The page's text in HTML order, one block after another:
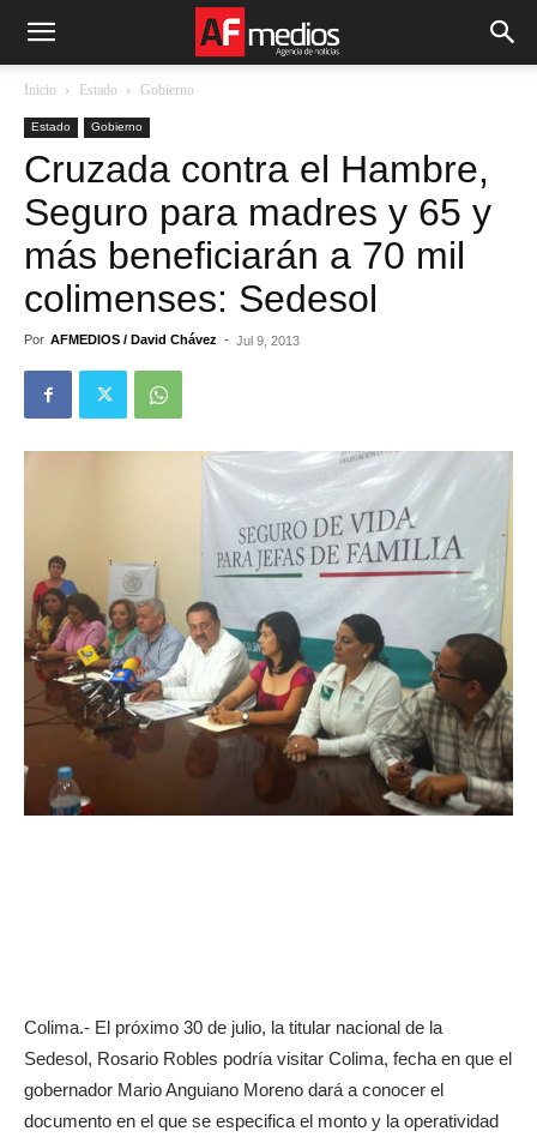
Inicio Estado Gobierno
Estado Gobierno
Cruzada contra el Hambre,
Seguro para madres y 65 y
más beneficiarán a 70 mil
colimenses: Sedesol
Por AFMEDIOS / David Chávez - Jul 9, 2013
Colima.- El próximo 30 de julio, la titular nacional de la
Sedesol, Rosario Robles podría visitar Colima, fecha en que el
gobernador Mario Anguiano Moreno dará a conocer el
documento en el que se especifica el monto y la operatividad